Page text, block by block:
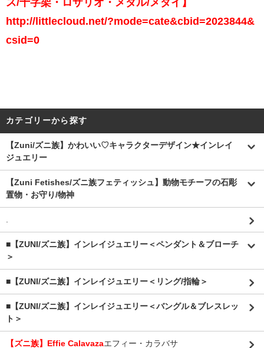
ス/十字架・ロザリオ・メダル/メダイ】
http://littlecloud.net/?mode=cate&cbid=2023844&
csid=0
カテゴリーから探す
【Zuni/ズニ族】かわいい♡キャラクターデザイン★インレイ
ジュエリー
【Zuni Fetishes/ズニ族フェティッシュ】動物モチーフの石彫
置物・お守り/物神
.
■【ZUNI/ズニ族】インレイジュエリー＜ペンダント＆ブローチ
＞
■【ZUNI/ズニ族】インレイジュエリー＜リング/指輪＞
■【ZUNI/ズニ族】インレイジュエリー＜バングル＆ブレスレッ
ト＞
【ズニ族】Effie Calavazaエフィー・カラバサ